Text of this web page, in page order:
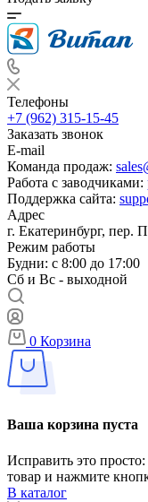
Телефоны
+7 (962) 315-15-45
Заказать звонок
E-mail
Команда продаж:
Работа с заводчиками:
Поддержка сайта:
Адрес
г. Екатеринбург, пер.
Режим работы
Будни: с 8:00 до 17:00
Сб и Вс - выходной
0 Корзина
Ваша корзина пуста
Исправить это
товар и нажмите
В каталог